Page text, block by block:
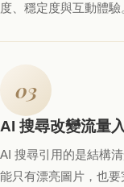
度、穩定度與互動體驗
03
AI 搜尋改變流量
AI 搜尋引用的是結構
能只有漂亮圖片，也